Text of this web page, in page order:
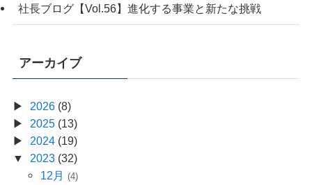
社長ブログ【Vol.56】進化する事業と新たな挑戦
アーカイブ
2026(8)
2025(13)
2024(19)
2023(32)
12月 (4)